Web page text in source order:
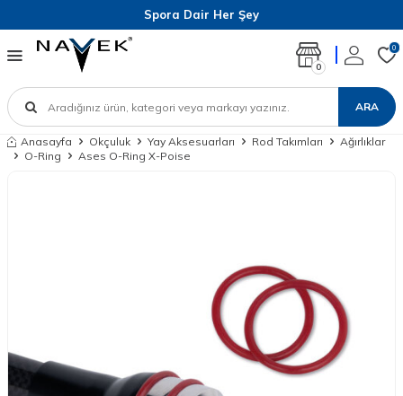
Spora Dair Her Şey
ARA
0
0
Anasayfa Okçuluk Yay Aksesuarları Rod Takımları
Ağırlıklar
O-Ring
Ases O-Ring X-Poise